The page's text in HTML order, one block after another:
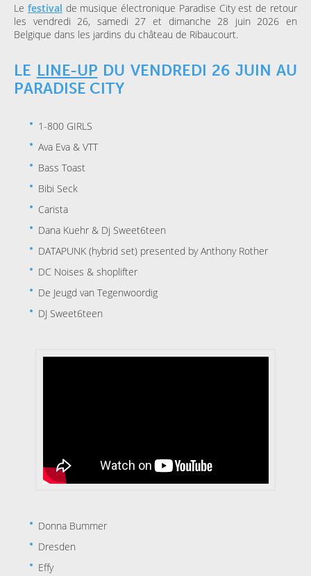
Le festival de musique électronique Paradise City est de retour
les vendredi 26, samedi 27 et dimanche 28 juin 2026 en
Belgique dans les jardins du château de Ribaucourt.
LE LINE-UP DU VENDREDI 26 JUIN AU
PARADISE CITY
1-800 GIRLS
Ava Eva & VTT
Bass Toast
Bibi Seck
Carista
Dana Kuehr & Dj Sweet6teen
DATAPUNK (hybrid set) presented by Anthony Rother
DC Noises & shoplifter
De Jeugd van Tegenwoordig
DJ Sweet6teen
Donna Bummer
Dresden
Effy